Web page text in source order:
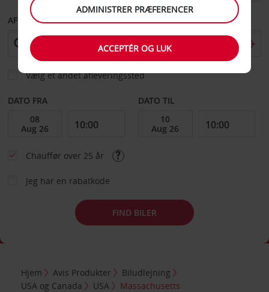
AFHENT FRA
Vælg et andet afleveringssted
DATO FRA DATO TIL
Chauffør over 25 år
Jeg har en rabatkode
FIND BILER
Hjem Avis Produkter
Biludlejning
USA og Canada
USA Massachusetts
ADMINISTRER PRÆFERENCER
ACCEPTÉR OG LUK